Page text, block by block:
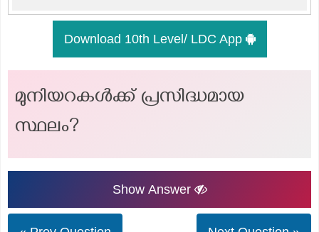
Download 10th Level/ LDC App
മുനിയറകൾക്ക് പ്രസിദ്ധമായ
സ്ഥലം?
Show Answer